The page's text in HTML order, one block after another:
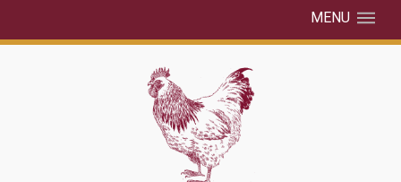
MENU